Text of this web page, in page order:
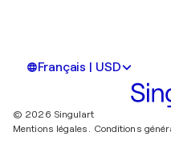
Français | USD
© 2026 Singulart
Mentions légales.
Conditions